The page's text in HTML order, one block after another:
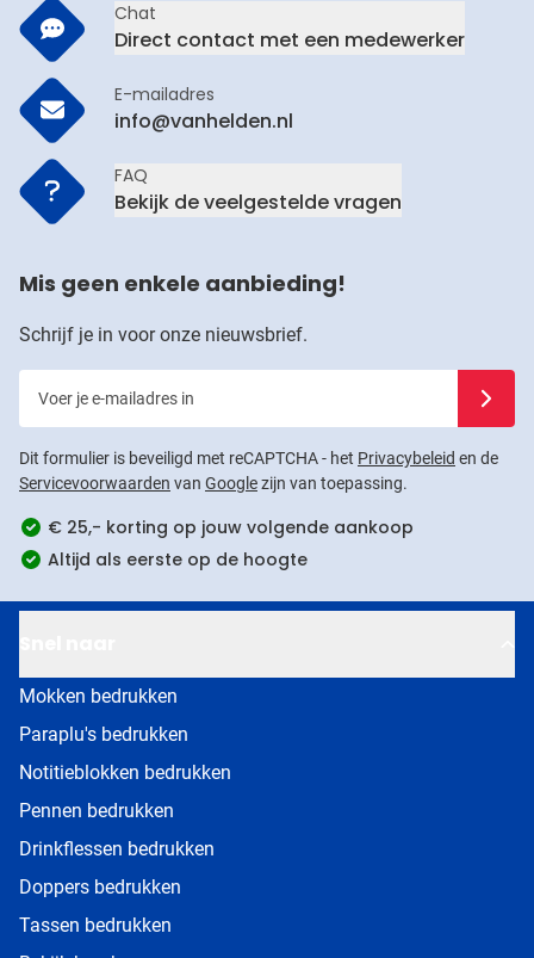
Chat
Direct contact met een medewerker
E-mailadres
info@vanhelden.nl
FAQ
Bekijk de veelgestelde vragen
Mis geen enkele aanbieding!
Schrijf je in voor onze nieuwsbrief.
Dit formulier is beveiligd met reCAPTCHA - het Privacybeleid en de
Servicevoorwaarden van Googlezijn van toepassing.
€ 25,- korting op jouw volgende aankoop
Altijd als eerste op de hoogte
Mokken bedrukken
Paraplu's bedrukken
Notitieblokken bedrukken
Pennen bedrukken
Drinkflessen bedrukken
Doppers bedrukken
Tassen bedrukken